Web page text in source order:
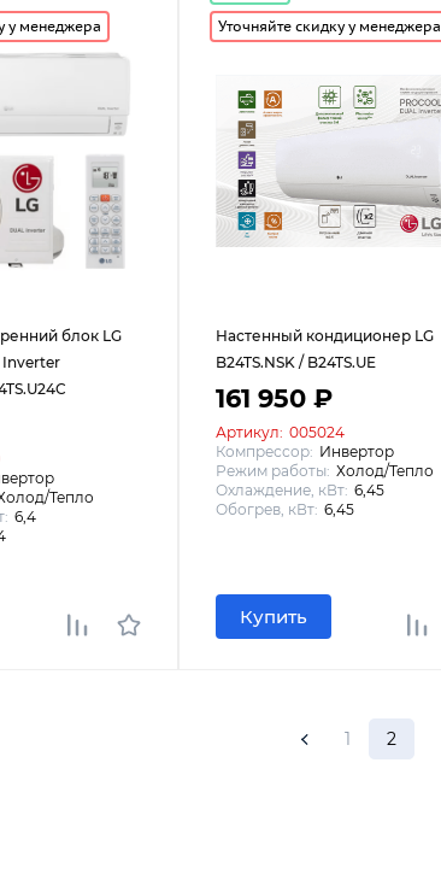
у менеджера
блок LG
Inverter
Тепло
6,4
Уточняйте скидку у менеджера
Настенный кондиционер LG
B24TS.NSK / B24TS.UE
161 950 ₽
Артикул: 005024
Компрессор: Инвертор
Режим работы: Холод/Тепло
Охлаждение, кВт: 6,45
Обогрев, кВт: 6,45
Купить
1 2